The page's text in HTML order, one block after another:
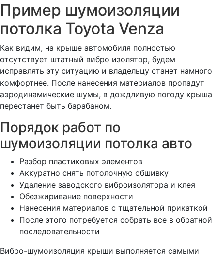
Пример шумоизоляции
потолка Toyota Venza
Как видим, на крыше автомобиля полностью
отсутствует штатный вибро изолятор, будем
исправлять эту ситуацию и владельцу станет намного
комфортнее. После нанесения материалов пропадут
аэродинамические шумы, в дождливую погоду крыша
перестанет быть барабаном.
Порядок работ по
шумоизоляции потолка авто
Разбор пластиковых элементов
Аккуратно снять потолочную обшивку
Удаление заводского виброизолятора и клея
Обезжиривание поверхности
Нанесения материалов с тщательной прикаткой
После этого потребуется собрать все в обратной
последовательности
Вибро-шумоизоляция крыши выполняется самыми